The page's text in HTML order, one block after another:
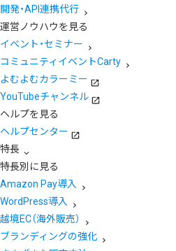
開発・API連携代行
運営ノウハウを見る
イベント・セミナー
コミュニティイベントCarty
よむよむカラーミー
YouTubeチャンネル
ヘルプを見る
ヘルプセンター
特長
特長別に見る
Amazon Pay導入
WordPress導入
越境EC（海外販売）
ブランディングの強化